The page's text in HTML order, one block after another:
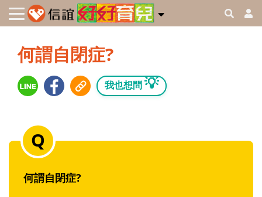
何謂自閉症?
我也想問 💡
何謂自閉症?